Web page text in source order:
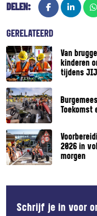
DELEN: Facebook
GERELATEERD
Van
kinderen
tijdens
2026 in
morgen
Schrijf je in voor